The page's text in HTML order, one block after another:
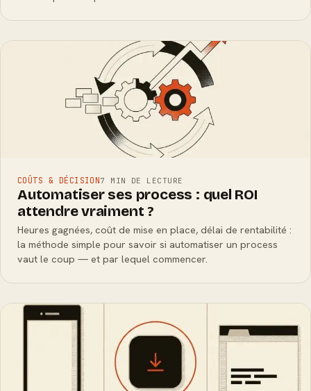
COÛTS & DÉCISION7 MIN DE LECTURE
Automatiser ses process : quel ROI
attendre vraiment ?
Heures gagnées, coût de mise en place, délai de rentabilité :
la méthode simple pour savoir si automatiser un process
vaut le coup — et par lequel commencer.